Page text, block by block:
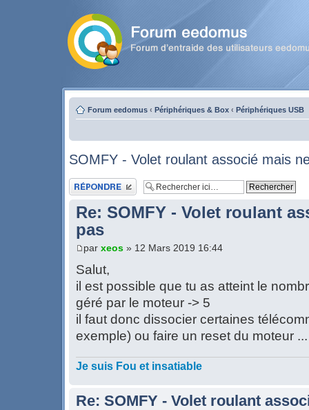
Forum eedomus ‹ Périphériques & Box ‹ Périphériques USB
SOMFY - Volet roulant associé mais
Publier une réponse
Re: SOMFY - Volet roulant
pas
par xeos » 12 Mars 2019 16:44
Salut,
il est possible que tu as atteint le
géré par le moteur -> 5
il faut donc dissocier certaines
exemple) ou faire un reset du moteur ...
Je suis Fou et insatiable
Re: SOMFY - Volet roulant